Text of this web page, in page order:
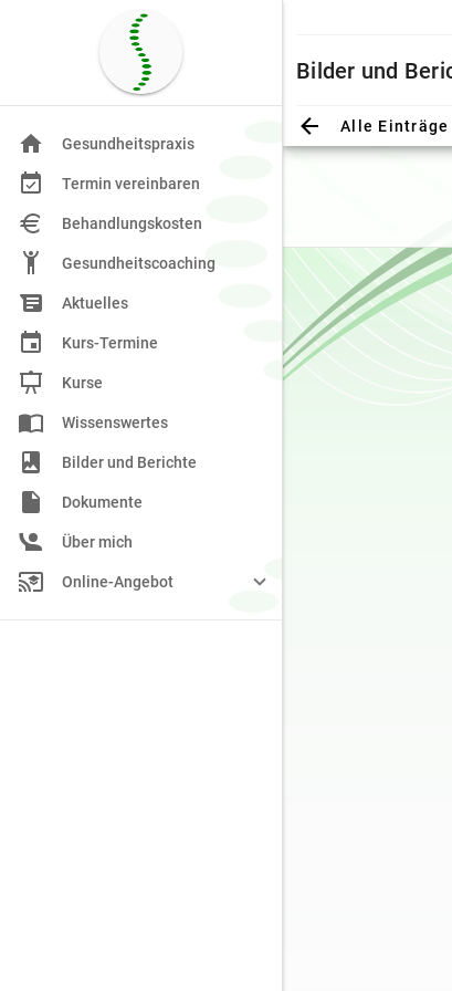
Gesundheitspraxis
Termin vereinbaren
Behandlungskosten
Gesundheitscoaching
Aktuelles
Kurs-Termine
Kurse
Wissenswertes
Bilder und Berichte
Dokumente
Über mich
Online-Angebot
Bilder und
Alle Einträge